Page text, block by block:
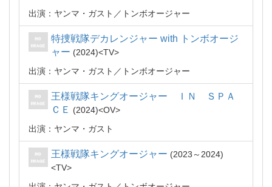
出演：ヤンマ・ガスト／トンボオージャー
特捜戦隊デカレンジャー with トンボオージ
ャー
2024
TV
出演：ヤンマ・ガスト／トンボオージャー
王様戦隊キングオージャー ＩＮ ＳＰＡ
ＣＥ
2024
OV
出演：ヤンマ・ガスト
王様戦隊キングオージャー
2023～2024
TV